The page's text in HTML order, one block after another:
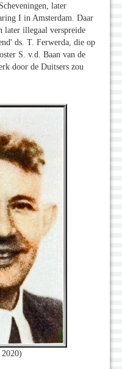
later
I in Amsterdam. Daar
later illegaal verspreide
ds. T. Ferwerda, die op
S. v.d. Baan van de
door de Duitsers zou